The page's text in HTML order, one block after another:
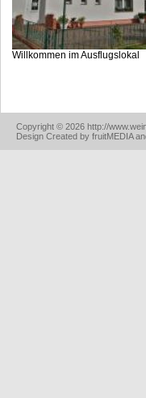
Willkommen im Ausflugslokal
Copyright © 2026 http://
Design Created by fruitMEDIA